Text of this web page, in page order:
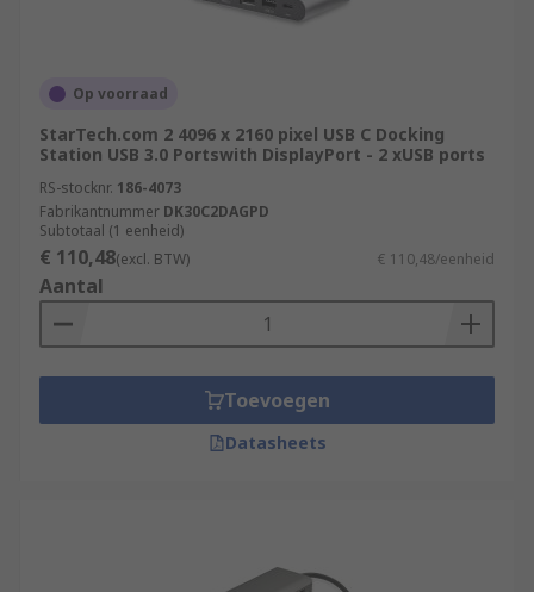
Op voorraad
StarTech.com 2 4096 x 2160 pixel USB C Docking
Station USB 3.0 Portswith DisplayPort - 2 xUSB ports
RS-stocknr. 186-4073
Fabrikantnummer DK30C2DAGPD
Subtotaal (1 eenheid)
€ 110,48(excl. BTW) € 110,48/eenheid
Aantal
Toevoegen
Datasheets